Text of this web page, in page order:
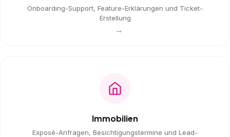
Onboarding-Support, Feature-Erklärungen und Ticket-
Erstellung
→
Immobilien
Exposé-Anfragen, Besichtigungstermine und Lead-